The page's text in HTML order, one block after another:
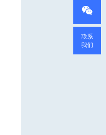
联系
我们